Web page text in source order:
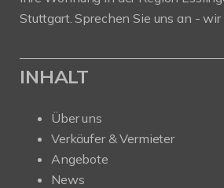
Stuttgart. Sprechen Sie uns an - wir
INHALT
Über uns
Verkäufer & Vermieter
Angebote
News